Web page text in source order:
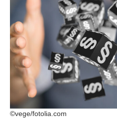
©vege/fotolia.com